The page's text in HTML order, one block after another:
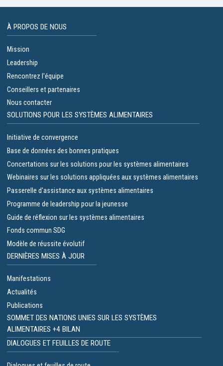
À PROPOS DE NOUS
Mission
Leadership
Rencontrez l'équipe
Conseillers et partenaires
Nous contacter
SOLUTIONS POUR LES SYSTÈMES ALIMENTAIRES
Initiative de convergence
Base de données des bonnes pratiques
Concertations sur les solutions pour les systèmes alimentaires
Webinaires sur les solutions appliquées aux systèmes alimentaires
Passerelle d'assistance aux systèmes alimentaires
Programme de leadership pour la jeunesse
Guide de réflexion sur les systèmes alimentaires
Fonds commun SDG
Modèle de réussite évolutif
DERNIÈRES MISES À JOUR
Manifestations
Actualités
Publications
SOMMET DES NATIONS UNIES SUR LES SYSTÈMES
ALIMENTAIRES +4 BILAN
DIALOGUES ET FEUILLES DE ROUTE